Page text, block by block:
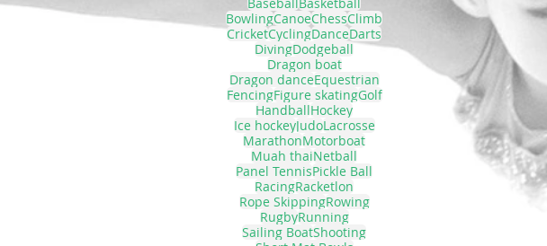
BowlingCanoeChessClimb
CricketCyclingDanceDarts
DivingDodgeball
Dragon boat
Dragon danceEquestrian
FencingFigure skatingGolf
HandballHockey
Ice hockeyJudoLacrosse
MarathonMotorboat
Muah thaiNetball
Panel TennisPickle Ball
RacingRacketlon
Rope SkippingRowing
RugbyRunning
Sailing BoatShooting